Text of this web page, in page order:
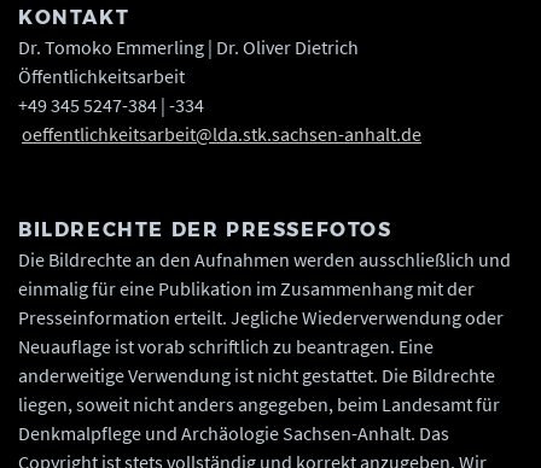
KONTAKT
Dr. Tomoko Emmerling | Dr. Oliver Dietrich
Öffentlichkeitsarbeit
+49 345 5247-384 | -334
oeffentlichkeitsarbeit@lda.stk.sachsen-anhalt.de
BILDRECHTE DER PRESSEFOTOS
Die Bildrechte an den Aufnahmen werden ausschließlich und
einmalig für eine Publikation im Zusammenhang mit der
Presseinformation erteilt. Jegliche Wiederverwendung oder
Neuauflage ist vorab schriftlich zu beantragen. Eine
anderweitige Verwendung ist nicht gestattet. Die Bildrechte
liegen, soweit nicht anders angegeben, beim Landesamt für
Denkmalpflege und Archäologie Sachsen-Anhalt. Das
Copyright ist stets vollständig und korrekt anzugeben. Wir